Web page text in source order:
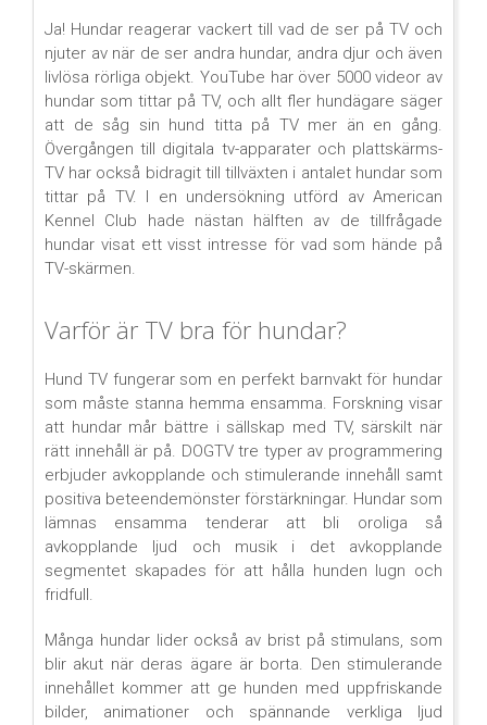
Ja! Hundar reagerar vackert till vad de ser på TV och
njuter av när de ser andra hundar, andra djur och även
livlösa rörliga objekt. YouTube har över 5000 videor av
hundar som tittar på TV, och allt fler hundägare säger
att de såg sin hund titta på TV mer än en gång.
Övergången till digitala tv-apparater och plattskärms-
TV har också bidragit till tillväxten i antalet hundar som
tittar på TV. I en undersökning utförd av American
Kennel Club hade nästan hälften av de tillfrågade
hundar visat ett visst intresse för vad som hände på
TV-skärmen.
Varför är TV bra för hundar?
Hund TV fungerar som en perfekt barnvakt för hundar
som måste stanna hemma ensamma. Forskning visar
att hundar mår bättre i sällskap med TV, särskilt när
rätt innehåll är på. DOGTV tre typer av programmering
erbjuder avkopplande och stimulerande innehåll samt
positiva beteendemönster förstärkningar. Hundar som
lämnas ensamma tenderar att bli oroliga så
avkopplande ljud och musik i det avkopplande
segmentet skapades för att hålla hunden lugn och
fridfull.
Många hundar lider också av brist på stimulans, som
blir akut när deras ägare är borta. Den stimulerande
innehållet kommer att ge hunden med uppfriskande
bilder, animationer och spännande verkliga ljud